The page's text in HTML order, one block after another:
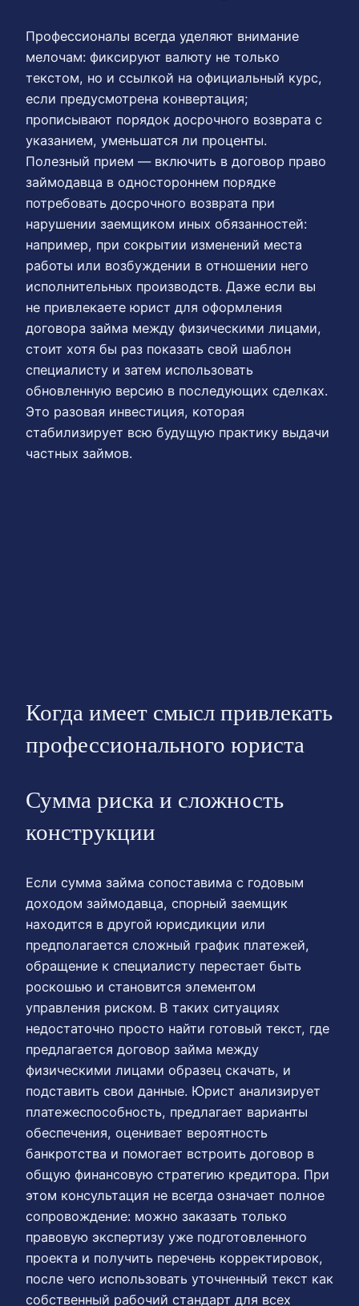
Профессионалы всегда уделяют внимание
мелочам: фиксируют валюту не только
текстом, но и ссылкой на официальный курс,
если предусмотрена конвертация;
прописывают порядок досрочного возврата с
указанием, уменьшатся ли проценты.
Полезный прием — включить в договор право
займодавца в одностороннем порядке
потребовать досрочного возврата при
нарушении заемщиком иных обязанностей:
например, при сокрытии изменений места
работы или возбуждении в отношении него
исполнительных производств. Даже если вы
не привлекаете юрист для оформления
договора займа между физическими лицами,
стоит хотя бы раз показать свой шаблон
специалисту и затем использовать
обновленную версию в последующих сделках.
Это разовая инвестиция, которая
стабилизирует всю будущую практику выдачи
частных займов.
Когда имеет смысл привлекать
профессионального юриста
Сумма риска и сложность
конструкции
Если сумма займа сопоставима с годовым
доходом займодавца, спорный заемщик
находится в другой юрисдикции или
предполагается сложный график платежей,
обращение к специалисту перестает быть
роскошью и становится элементом
управления риском. В таких ситуациях
недостаточно просто найти готовый текст, где
предлагается договор займа между
физическими лицами образец скачать, и
подставить свои данные. Юрист анализирует
платежеспособность, предлагает варианты
обеспечения, оценивает вероятность
банкротства и помогает встроить договор в
общую финансовую стратегию кредитора. При
этом консультация не всегда означает полное
сопровождение: можно заказать только
правовую экспертизу уже подготовленного
проекта и получить перечень корректировок,
после чего использовать уточненный текст как
собственный рабочий стандарт для всех